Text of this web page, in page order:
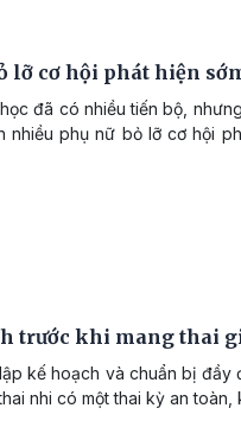
lỡ cơ hội phát hiện
đã có nhiều tiến bộ,
nhiều phụ nữ bỏ lỡ cơ hội
trước khi mang thai
kế hoạch và chuẩn bị đầy
nhi có một thai kỳ an toàn,